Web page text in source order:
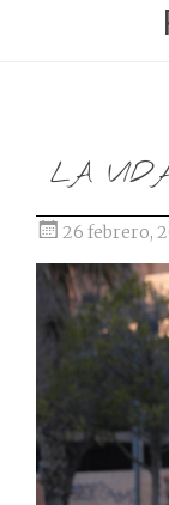
LA
26 febrero,